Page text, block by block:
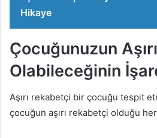
Hikaye
Çocuğunuzun
Olabileceğinin
Aşırı rekabetçi bir çocuğu tespit
çocuğun aşırı rekabetçi olduğu